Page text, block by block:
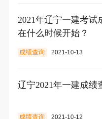
2021年辽宁一建考试
在什么时候开始？
成绩查询 2021-10-13
辽宁2021年一建成绩
成绩查询 2021-10-12